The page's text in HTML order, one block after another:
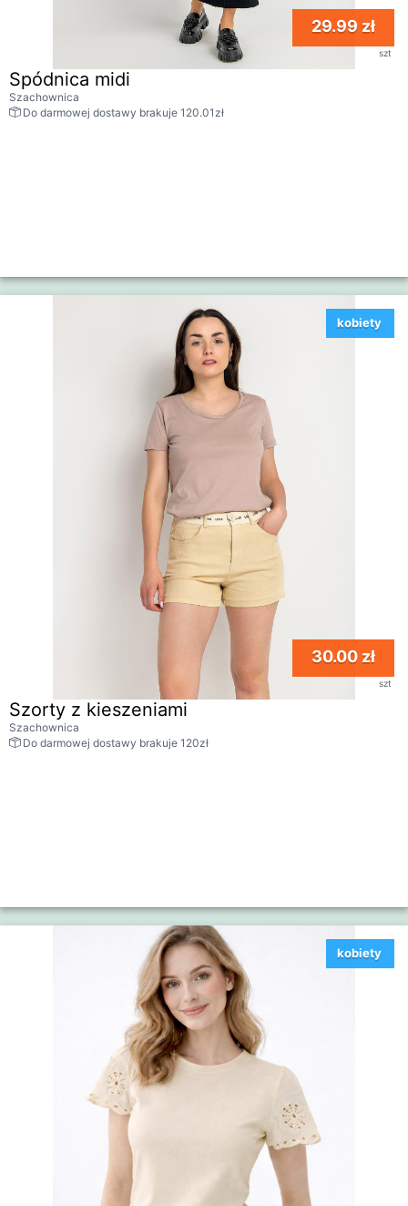
29.99 zł
szt
Spódnica midi
Szachownica
Do darmowej dostawy brakuje 120.01zł
kobiety
30.00 zł
szt
Szorty z kieszeniami
Szachownica
Do darmowej dostawy brakuje 120zł
kobiety